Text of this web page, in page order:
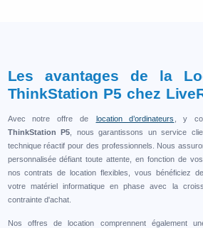
Les avantages de la
ThinkStation P5 chez
Avec notre offre de location d’ordinateurs , y
ThinkStation P5 , nous garantissons un service
technique réactif pour des professionnels. Nous
personnalisée défiant toute attente, en fonction de
nos contrats de location flexibles, vous bénéficiez
votre matériel informatique en phase avec la
contrainte d'achat.
Nos offres de location comprennent également